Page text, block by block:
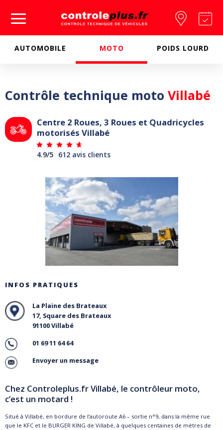
Controleplus.fr
Trouver
AUTOMOBILE MOTO POIDS LOURD
Contrôle technique moto Villabé
Centre 2 Roues, 3 Roues et Quadricycles
motorisés Villabé
4.9/5 612 avis clients
INFOS PRATIQUES
La Plaine des Brateaux
17, Square des Brateaux
91100 Villabé
01 69 11 64 64
Envoyer un message
Chez Controleplus.fr Villabé, le contrôleur moto,
c’est un motard !
Situé à Villabé, en bordure de l’autoroute A6 – sortie n°9, dans la même rue
que le KFC et le BURGER KING de Villabé, à quelques centaines de mètres de